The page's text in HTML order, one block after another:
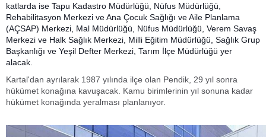
katlarda ise Tapu Kadastro Müdürlüğü, Nüfus Müdürlüğü,
Rehabilitasyon Merkezi ve Ana Çocuk Sağlığı ve Aile Planlama
(AÇSAP) Merkezi, Mal Müdürlüğü, Nüfus Müdürlüğü, Verem Savaş
Merkezi ve Halk Sağlık Merkezi, Milli Eğitim Müdürlüğü, Sağlık Grup
Başkanlığı ve Yeşil Defter Merkezi, Tarım İlçe Müdürlüğü yer
alacak.
Kartal'dan ayrılarak 1987 yılında ilçe olan Pendik, 29 yıl sonra
hükümet konağına kavuşacak. Kamu birimlerinin yıl sonuna kadar
hükümet konağında yeralması planlanıyor.